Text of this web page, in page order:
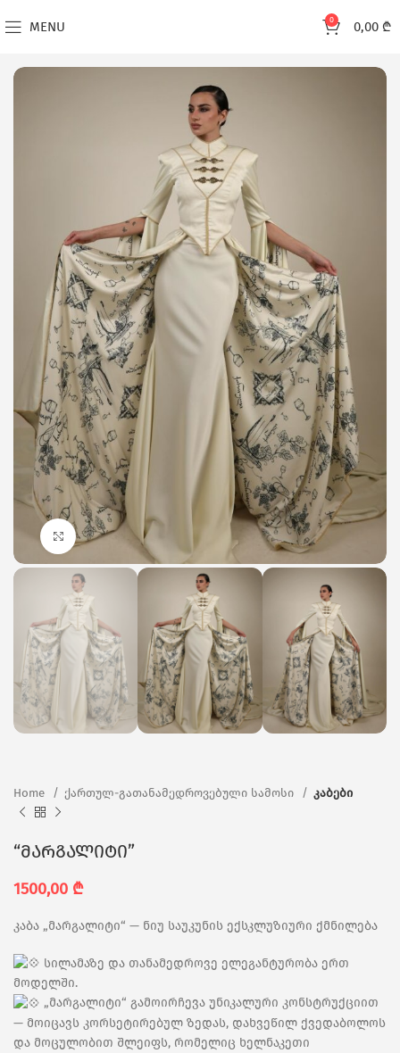
MENU 0 0,00 ₾
Click to enlarge
Home ქართულ-გათანამედროვებული სამოსი კაბები
“მარგალიტი”
1500,00 ₾
კაბა „მარგალიტი“ — ნიუ საუკუნის ექსკლუზიური ქმნილება
სილამაზე და თანამედროვე ელეგანტურობა ერთ
მოდელში.
„მარგალიტი“ გამოირჩევა უნიკალური კონსტრუქციით
— მოიცავს კორსეტირებულ ზედას, დახვეწილ ქვედაბოლოს
და მოცულობით შლეიფს, რომელიც ხელნაკეთი